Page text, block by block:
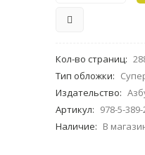
Кол-во страниц:
Тип обложки:
Издательство:
Артикул: 978-5-
Наличие: В